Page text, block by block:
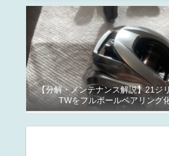
【分解・メンテナンス解説】21ジ
TWをフルボールベアリング